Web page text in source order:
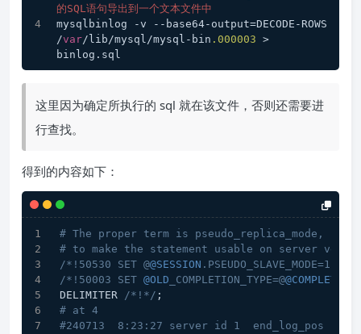
的SQL语句导出到一个文本文件中
mysqlbinlog -v --base64-output=DECODE-ROWS
/var/lib/mysql/mysql-bin .000003 >
binlog.sql
这里因为确定所执行的 sql 就在该文件，否则还需要进
行查找。
得到的内容如下：
# The proper term is pseudo_replica_mode,
# to make the statement usable on server
/*!50530 SET @@SESSION .PSEUDO_SLAVE_MODE=1*/
/*!50003 SET @OLD _COMPLETION_TYPE=@@COMPLETION
DELIMITER /*!*/ ;
# at 4
#240713  8:23:27 server id 1  end_log_pos